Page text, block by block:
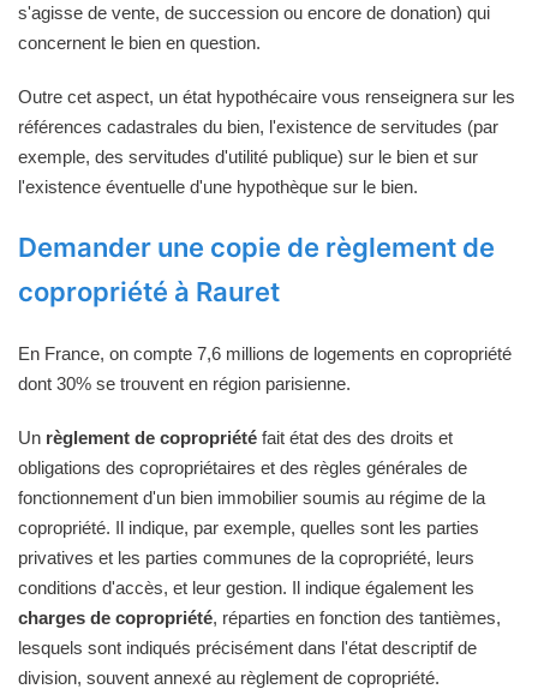
s'agisse de vente, de succession ou encore de donation) qui
concernent le bien en question.
Outre cet aspect, un état hypothécaire vous renseignera sur les
références cadastrales du bien, l'existence de servitudes (par
exemple, des servitudes d'utilité publique) sur le bien et sur
l'existence éventuelle d'une hypothèque sur le bien.
Demander une copie de règlement de
copropriété à Rauret
En France, on compte 7,6 millions de logements en copropriété
dont 30% se trouvent en région parisienne.
Un règlement de copropriété fait état des des droits et
obligations des copropriétaires et des règles générales de
fonctionnement d'un bien immobilier soumis au régime de la
copropriété. Il indique, par exemple, quelles sont les parties
privatives et les parties communes de la copropriété, leurs
conditions d'accès, et leur gestion. Il indique également les
charges de copropriété, réparties en fonction des tantièmes,
lesquels sont indiqués précisément dans l'état descriptif de
division, souvent annexé au règlement de copropriété.